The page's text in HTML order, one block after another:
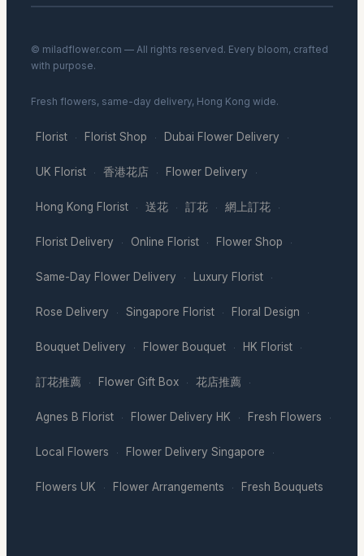
© miladflower.com — All rights reserved. Every bloom, crafted
with purpose.
Fresh flowers, same-day delivery, Hong Kong wide.
Florist · Florist Shop · Dubai Flower Delivery ·
UK Florist · 香港花店 · Flower Delivery ·
Hong Kong Florist · 送花 · 訂花 · 網上訂花 ·
Florist Delivery · Online Florist · Flower Shop ·
Same-Day Flower Delivery · Luxury Florist ·
Rose Delivery · Singapore Florist · Floral Design ·
Bouquet Delivery · Flower Bouquet · HK Florist ·
訂花推薦 · Flower Gift Box · 花店推薦 ·
Agnes B Florist · Flower Delivery HK · Fresh Flowers ·
Local Flowers · Flower Delivery Singapore ·
Flowers UK · Flower Arrangements · Fresh Bouquets